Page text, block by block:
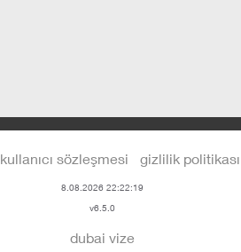
kullanıcı sözleşmesi gizlilik politikası
8.08.2026 22:22:19
v6.5.0
dubai vize